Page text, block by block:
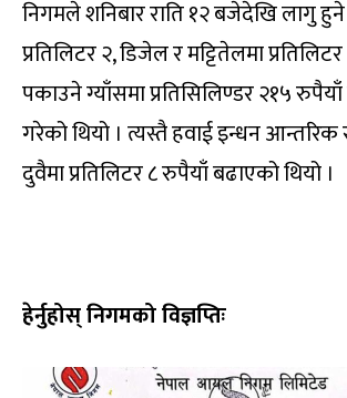
निगमले शनिबार राति १२ बजेदेखि लागु हुने
प्रतिलिटर २, डिजेल र मट्टितेलमा
पकाउने ग्याँसमा प्रतिसिलिण्डर २१५
गरेको थियो । त्यस्तै हवाई इन्धन आन्तरिक र
दुवैमा प्रतिलिटर ८ रुपैयाँ बढाएको थियो ।
हेर्नुहोस् निगमको विज्ञप्तिः